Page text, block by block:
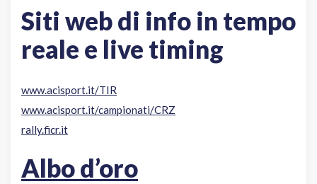
Siti web di info in tempo
reale e live timing
www.acisport.it/TIR
www.acisport.it/campionati/CRZ
rally.ficr.it
Albo d’oro